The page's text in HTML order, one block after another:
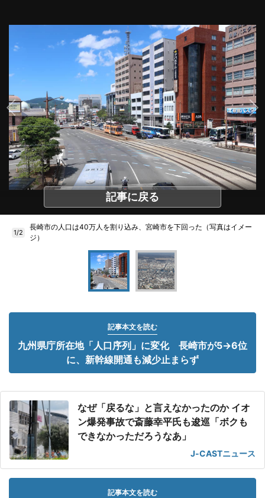
記事に戻る
1/2
長崎市の人口は40万人を割り込み、宮崎市を下回った（写真はイメー
ジ）
記事本文を読む
九州県庁所在地「人口序列」に変化 長崎市が5→6位
に、新幹線開通も減少止まらず
なぜ「戻るな」と言えなかったのか イオ
ン爆発事故で斎藤幸平氏も逡巡「ボクも
できなかっただろうなあ」
J-CASTニュース
記事本文を読む